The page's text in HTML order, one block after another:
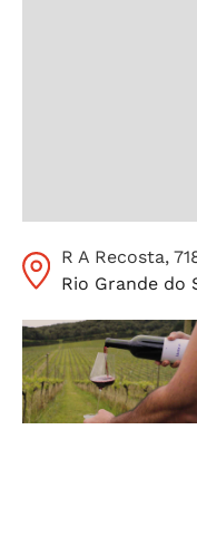
R A Recosta,
Rio Grande do